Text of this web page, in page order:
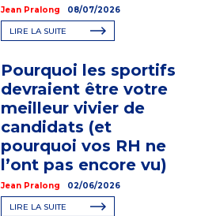
Jean Pralong 08/07/2026
LIRE LA SUITE
Pourquoi les sportifs
devraient être votre
meilleur vivier de
candidats (et
pourquoi vos RH ne
l’ont pas encore vu)
Jean Pralong 02/06/2026
LIRE LA SUITE